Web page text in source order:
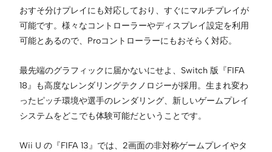
おすそ分けプレイにも対応しており、すぐにマルチプレイが
可能です。様々なコントローラーやディスプレイ設定を利用
可能とあるので、Proコントローラーにもおそらく対応。
最先端のグラフィックに届かないにせよ、Switch 版『FIFA
18』も高度なレンダリングテクノロジーが採用。生まれ変わ
ったピッチ環境や選手のレンダリング、新しいゲームプレイ
システムをどこでも体験可能だということです。
Wii U の『FIFA 13』では、2画面の非対称ゲームプレイやタ